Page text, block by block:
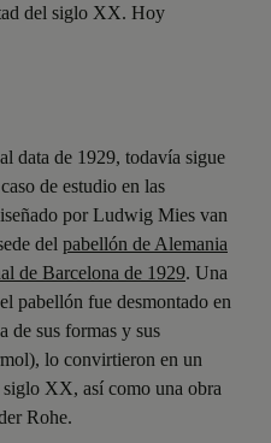
del siglo XX. Hoy
data de 1929, todavía sigue
de estudio en las
por Ludwig Mies van
del pabellón de Alemania
de Barcelona de 1929. Una
pabellón fue desmontado en
de sus formas y sus
lo convirtieron en un
XX, así como una obra
Rohe.